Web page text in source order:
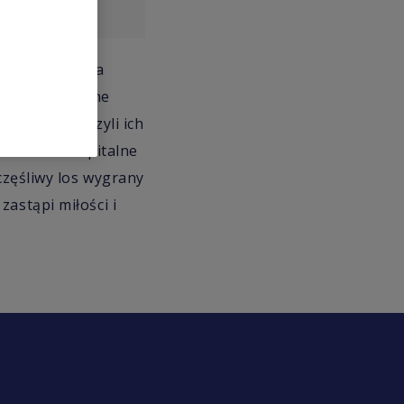
państwa
one
którzy otoczyli ich
leczenie szpitalne
los wygrany
miłości i